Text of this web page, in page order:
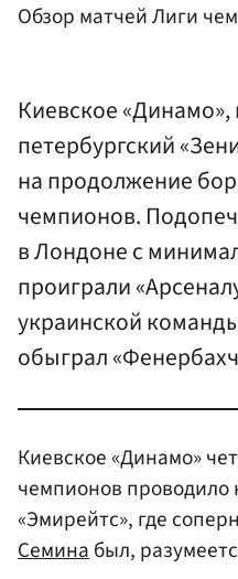
Обзор матчей Лиги
Киевское «Динамо»,
петербургский
на продолжение
чемпионов.
в Лондоне с
проиграли
украинской
обыграл
Киевское «Динамо»
чемпионов проводило
«Эмирейтс», где
Семина был,